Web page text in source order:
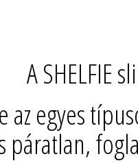
A SHELFIE
az egyes